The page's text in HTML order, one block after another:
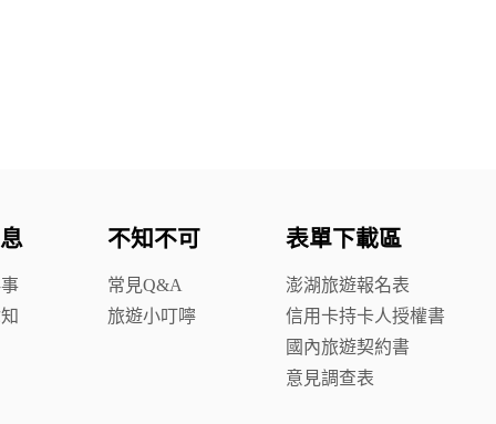
不知不可
常見Q&A
旅遊小叮嚀
表單下載區
澎湖旅遊報名表
信用卡持卡人授權書
國內旅遊契約書
意見調查表